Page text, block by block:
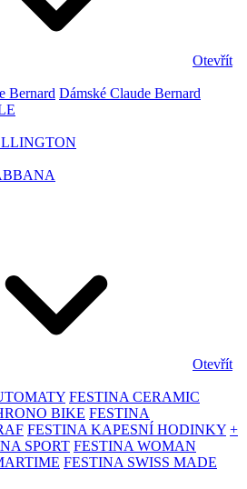
Otevřít
Bernard Dámské Claude Bernard
Otevřít
FESTINA CERAMIC
BIKE FESTINA
FESTINA KAPESNÍ HODINKY +
SPORT FESTINA WOMAN
FESTINA SWISS MADE